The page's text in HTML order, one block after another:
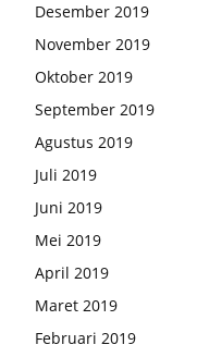
Desember 2019
November 2019
Oktober 2019
September 2019
Agustus 2019
Juli 2019
Juni 2019
Mei 2019
April 2019
Maret 2019
Februari 2019